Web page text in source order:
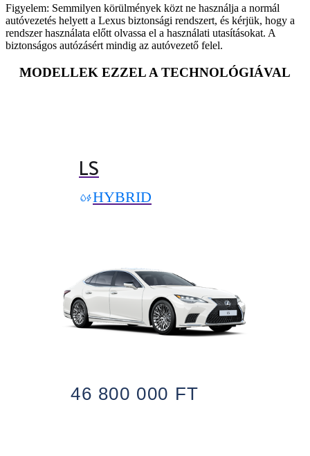
Figyelem: Semmilyen körülmények közt ne használja a normál
autóvezetés helyett a Lexus biztonsági rendszert, és kérjük, hogy a
rendszer használata előtt olvassa el a használati utasításokat. A
biztonságos autózásért mindig az autóvezető felel.
MODELLEK EZZEL A TECHNOLÓGIÁVAL
LS
HYBRID
46 800 000 FT